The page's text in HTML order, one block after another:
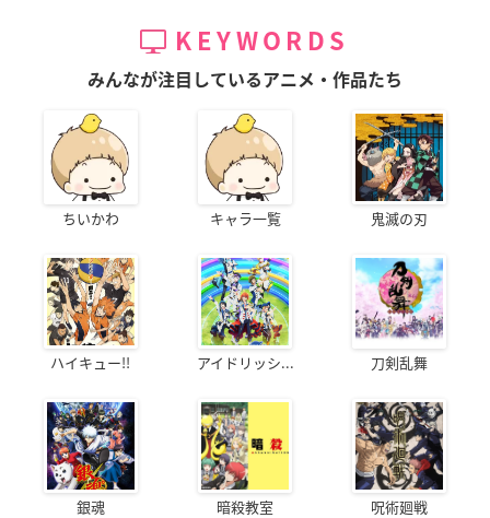
KEYWORDS
みんなが注目しているアニメ・作品たち
ちいかわ キャラ一覧 鬼滅の刃
ハイキュー!! アイドリッシ... 刀剣乱舞
銀魂 暗殺教室 呪術廻戦